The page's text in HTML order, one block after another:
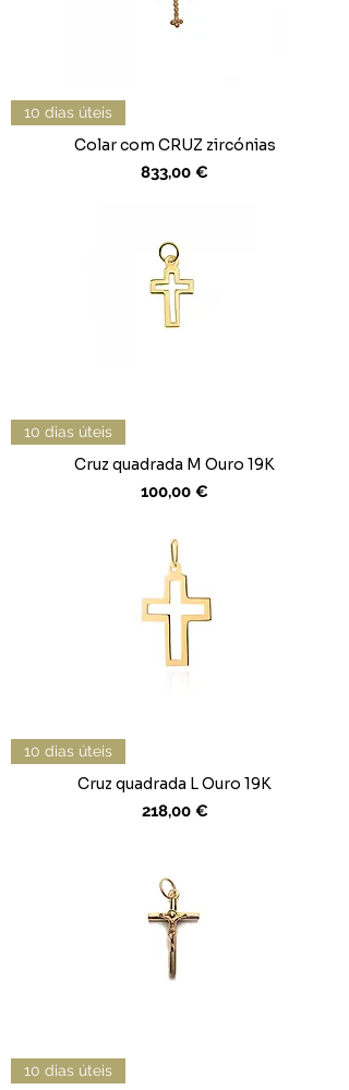
10 dias úteis
Colar com CRUZ zircónias
Preço
833,00 €
10 dias úteis
Cruz quadrada M Ouro 19K
Preço
100,00 €
10 dias úteis
Cruz quadrada L Ouro 19K
Preço
218,00 €
10 dias úteis